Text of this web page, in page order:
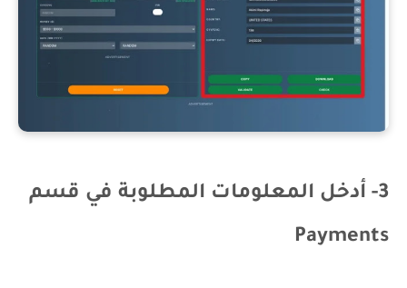
3- أدخل المعلومات المطلوبة في قسم
Payments